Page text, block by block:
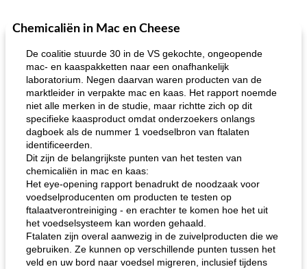
Chemicaliën in Mac en Cheese
De coalitie stuurde 30 in de VS gekochte, ongeopende
mac- en kaaspakketten naar een onafhankelijk
laboratorium. Negen daarvan waren producten van de
marktleider in verpakte mac en kaas. Het rapport noemde
niet alle merken in de studie, maar richtte zich op dit
specifieke kaasproduct omdat onderzoekers onlangs
dagboek als de nummer 1 voedselbron van ftalaten
identificeerden.
Dit zijn de belangrijkste punten van het testen van
chemicaliën in mac en kaas:
Het eye-opening rapport benadrukt de noodzaak voor
voedselproducenten om producten te testen op
ftalaatverontreiniging - en erachter te komen hoe het uit
het voedselsysteem kan worden gehaald.
Ftalaten zijn overal aanwezig in de zuivelproducten die we
gebruiken. Ze kunnen op verschillende punten tussen het
veld en uw bord naar voedsel migreren, inclusief tijdens